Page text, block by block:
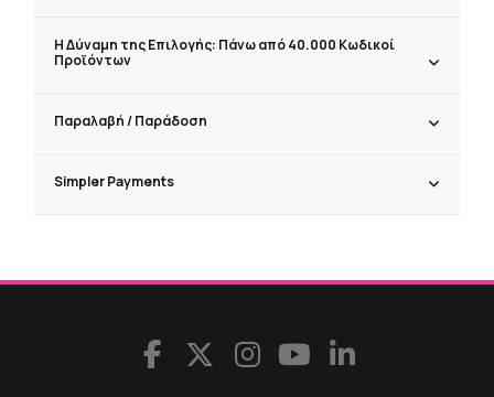
Η Δύναμη της Επιλογής: Πάνω από 40.000 Κωδικοί
Προϊόντων
Παραλαβή / Παράδoση
Simpler Payments